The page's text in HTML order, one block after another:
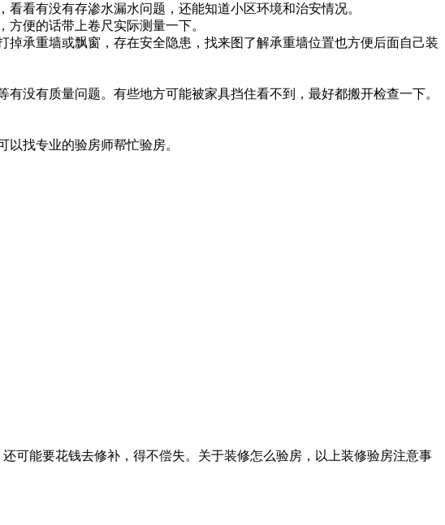
看有没有存渗水漏水问题，还能知道小区环境和治安情况。
便的话带上卷尺实际测量一下。
承重墙或飘窗，存在安全隐患，找来图了解承重墙位置也方便后面自己装
有质量问题。有些地方可能被家具挡住看不到，最好都搬开检查一下。
找专业的验房师帮忙验房。
能要花钱去修补，得不偿失。关于装修怎么验房，以上装修验房注意事